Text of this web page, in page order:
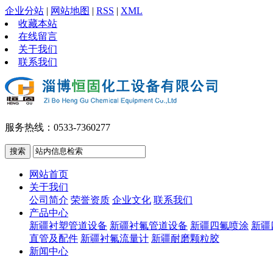
企业分站 | 网站地图 | RSS | XML
收藏本站
在线留言
关于我们
联系我们
服务热线：0533-7360277
网站首页
关于我们
公司简介 荣誉资质 企业文化 联系我们
产品中心
新疆衬塑管道设备 新疆衬氟管道设备 新疆四氟喷涂 新疆
直管及配件 新疆衬氟流量计 新疆耐磨颗粒胶
新闻中心